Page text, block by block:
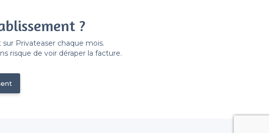
?
Privateaser chaque mois.
risque de voir déraper la facture.